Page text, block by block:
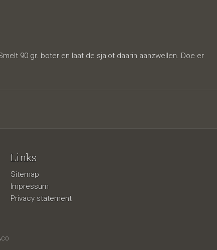
90 gr. boter en laat de sjalot daarin aanzwellen. Doe er
Links
Sitemap
Impressum
Privacy statement